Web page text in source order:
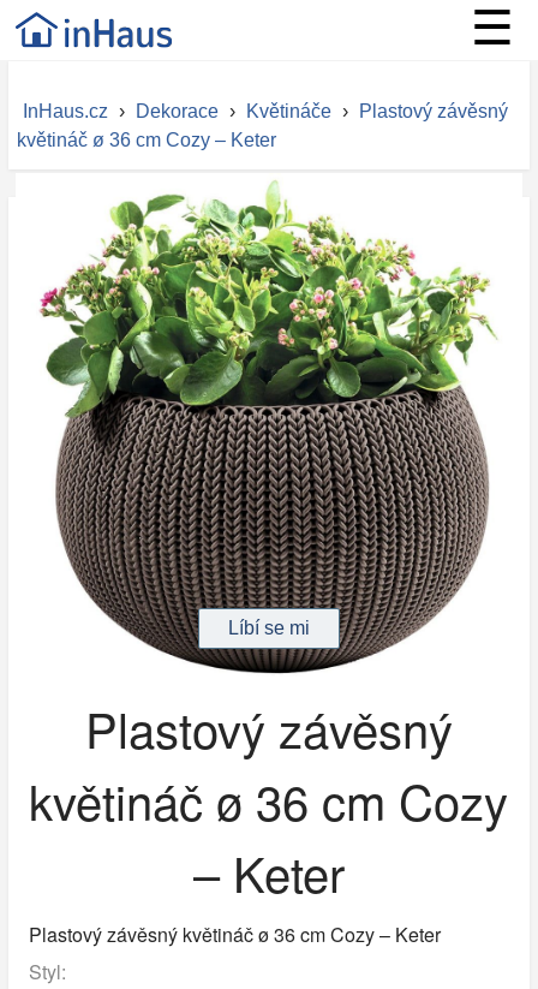
☰
InHaus.cz › Dekorace › Květináče ›
Plastový závěsný
květináč ø 36 cm Cozy – Keter
Plastový závěsný
květináč ø 36 cm Cozy
– Keter
Plastový závěsný květináč ø 36 cm Cozy – Keter
Styl: